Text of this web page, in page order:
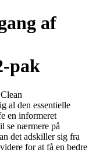
af
pak
al den essentielle
en informeret
se nærmere på
det adskiller sig fra
for at få en bedre